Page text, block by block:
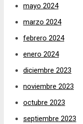
mayo 2024
marzo 2024
febrero 2024
enero 2024
diciembre 2023
noviembre 2023
octubre 2023
septiembre 2023